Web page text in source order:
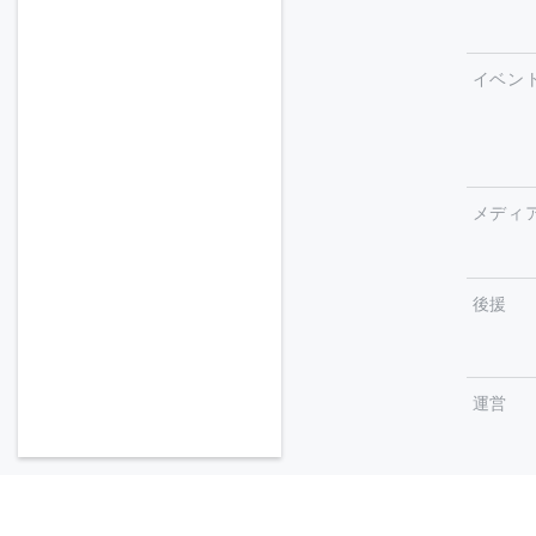
イベン
メディ
後援
運営